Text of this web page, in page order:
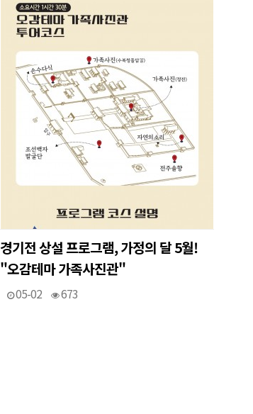
경기전 상설 프로그램, 가정의 달 5월!
"오감테마 가족사진관"
05-02 673